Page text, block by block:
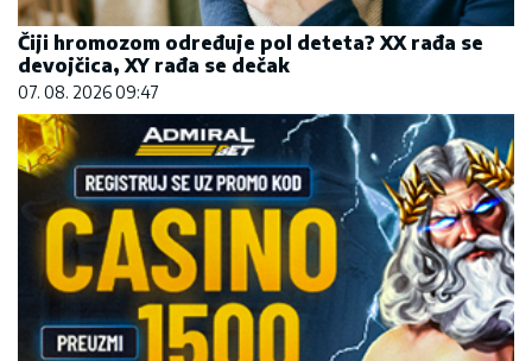
Čiji hromozom određuje pol deteta? XX rađa se
devojčica, XY rađa se dečak
07. 08. 2026 09:47